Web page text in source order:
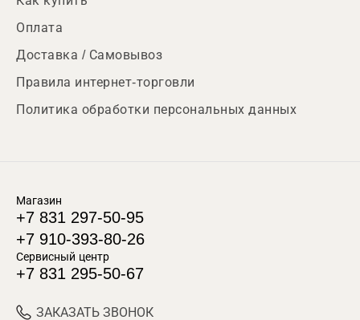
Оплата
Доставка / Самовывоз
Правила интернет-торговли
Политика обработки персональных данных
Магазин
+7 831 297-50-95
+7 910-393-80-26
Сервисный центр
+7 831 295-50-67
ЗАКАЗАТЬ ЗВОНОК